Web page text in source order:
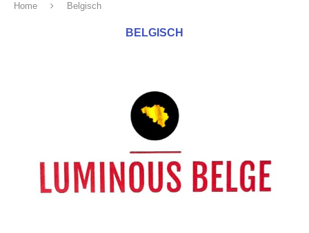
Home Belgisch
BELGISCH